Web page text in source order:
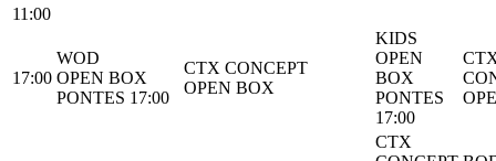
11:00
17:00
WOD
OPEN BOX
PONTES 17:00
CTX CONCEPT
OPEN BOX
KIDS
OPEN
BOX
PONTES
17:00
CTX